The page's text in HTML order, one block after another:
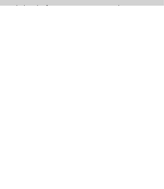
Als bedrijf organiseren we ook